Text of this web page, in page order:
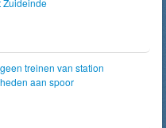
Zuideinde
treinen van station
aan spoor